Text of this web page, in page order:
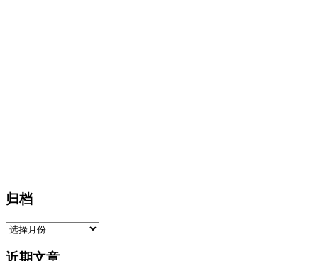
归档
归
近期文章